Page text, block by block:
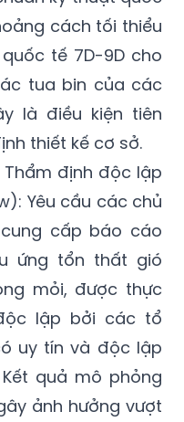
cách tối thiểu
tế 7D-9D cho
tua bin của các
là điều kiện tiên
thiết kế cơ sở.
định độc lập
Yêu cầu các chủ
cấp báo cáo
ứng tổn thất gió
mỏi, được thực
lập bởi các tổ
uy tín và độc lập
Kết quả mô phỏng
ảnh hưởng vượt